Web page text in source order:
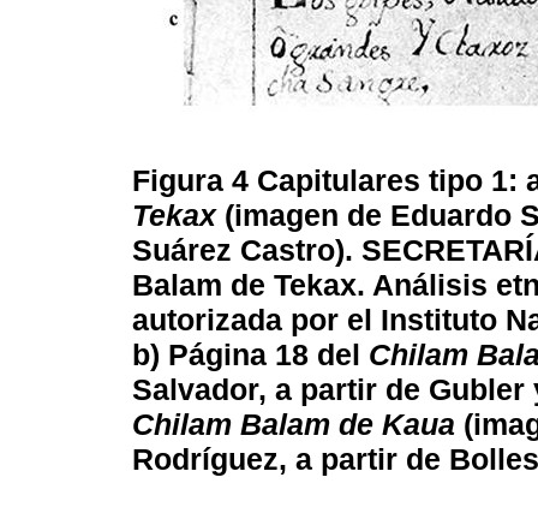
Figura 4 Capitulares tipo 1:
Tekax(imagen de Eduardo
Suárez Castro).
Balam de Tekax. Análisis
autorizada por el Instituto
b) Página 18 del Chilam
Salvador, a partir de Gubler
Chilam Balam de Kaua
Rodríguez, a partir de